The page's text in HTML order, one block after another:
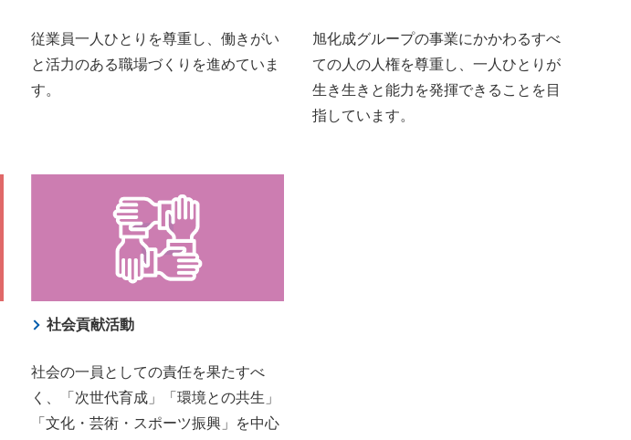
従業員一人ひとりを尊重し、働きがい
と活力のある職場づくりを進めていま
す。
旭化成グループの事業にかかわるすべ
ての人の人権を尊重し、一人ひとりが
生き生きと能力を発揮できることを目
指しています。
社会貢献活動
社会の一員としての責任を果たすべ
く、「次世代育成」「環境との共生」
「文化・芸術・スポーツ振興」を中心